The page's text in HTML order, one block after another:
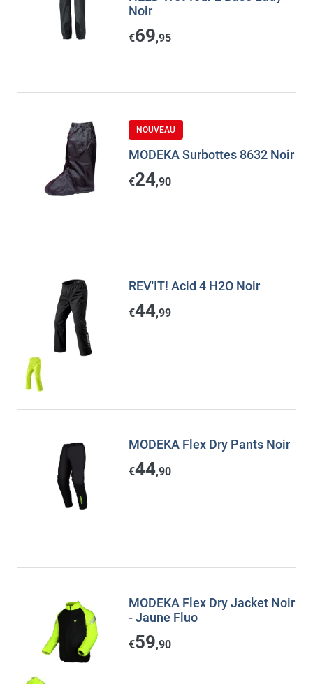
Noir
€69,95
NOUVEAU
MODEKA Surbottes 8632 Noir
€24,90
REV'IT! Acid 4 H2O Noir
€44,99
MODEKA Flex Dry Pants Noir
€44,90
MODEKA Flex Dry Jacket Noir
- Jaune Fluo
€59,90